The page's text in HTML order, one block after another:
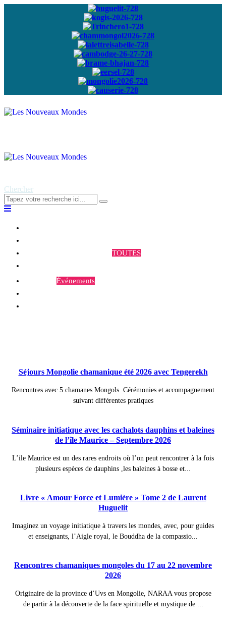
Abonnez-vous à
Chercher
TOUTES
Événements
Séjours Mongolie chamanique été 2026 avec Tengerekh
Rencontres avec 5 chamanes Mongols. Cérémonies et accompagnement
suivant différentes pratiques
Séminaire initiatique avec les cachalots dauphins et baleines
de l’île Maurice – Septembre 2026
L’ile Maurice est un des rares endroits où l’on peut rencontrer à la fois
plusieurs espèces de dauphins ,les baleines à bosse et...
Livre « Amour Force et Lumière » Tome 2 de Laurent
Huguelit
Imaginez un voyage initiatique à travers les mondes, avec, pour guides
et enseignants, l’Aigle royal, le Bouddha de la compassio...
Rencontres chamaniques mongoles du 17 au 22 novembre
2026
Originaire de la province d’Uvs en Mongolie, NARAA vous propose
de partir à la découverte de la face spirituelle et mystique de ...